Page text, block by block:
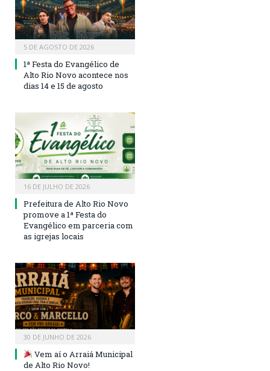
5 DE AGOSTO DE 2026
1ª Festa do Evangélico de
Alto Rio Novo acontece nos
dias 14 e 15 de agosto
16 DE JULHO DE 2026
Prefeitura de Alto Rio Novo
promove a 1ª Festa do
Evangélico em parceria com
as igrejas locais
30 DE JUNHO DE 2026
Vem aí o Arraiá Municipal
de Alto Rio Novo!